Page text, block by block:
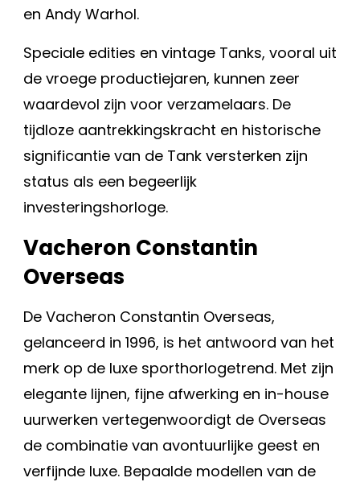
en Andy Warhol.
Speciale edities en vintage Tanks, vooral uit
de vroege productiejaren, kunnen zeer
waardevol zijn voor verzamelaars. De
tijdloze aantrekkingskracht en historische
significantie van de Tank versterken zijn
status als een begeerlijk
investeringshorloge.
Vacheron Constantin
Overseas
De Vacheron Constantin Overseas,
gelanceerd in 1996, is het antwoord van het
merk op de luxe sporthorlogetrend. Met zijn
elegante lijnen, fijne afwerking en in-house
uurwerken vertegenwoordigt de Overseas
de combinatie van avontuurlijke geest en
verfijnde luxe. Bepaalde modellen van de